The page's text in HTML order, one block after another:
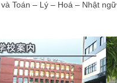
Toán – Lý – Hoá – Nhật ngữ